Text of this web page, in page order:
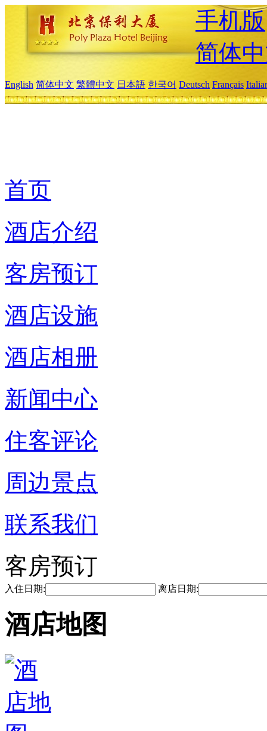
手机版
简体
English 简体中文 繁體中文 日本語 한국어 Deutsch Français
首页
酒店介绍
客房预订
酒店设施
酒店相册
新闻中心
住客评论
周边景点
联系我们
客房预订
入住日期: 离店日期:
酒店地图